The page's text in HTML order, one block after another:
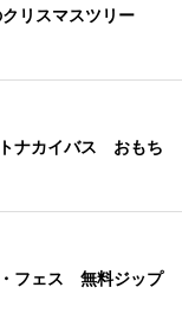
リスマスツリー
ナカイバス おもち
フェス 無料ジップ